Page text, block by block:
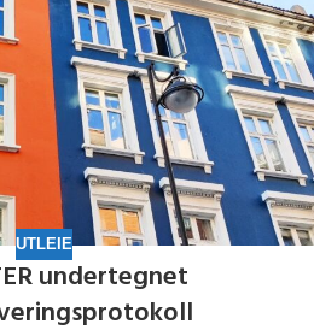
UTLEIE
undertegnet